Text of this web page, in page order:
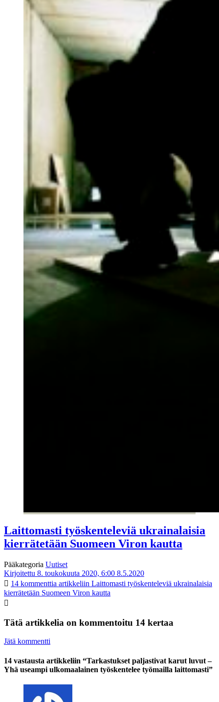
Laittomasti työskenteleviä ukrainalaisia
kierrätetään Suomeen Viron kautta
Pääkategoria Uutiset
Kirjoitettu 8. toukokuuta 2020, 6:00 8.5.2020
14 kommenttia artikkeliin Laittomasti työskenteleviä ukrainalaisia
kierrätetään Suomeen Viron kautta
Tätä artikkelia on kommentoitu 14 kertaa
Jätä kommentti
14 vastausta artikkeliin “Tarkastukset paljastivat karut luvut –
Yhä useampi ulkomaalainen työskentelee työmailla laittomasti”